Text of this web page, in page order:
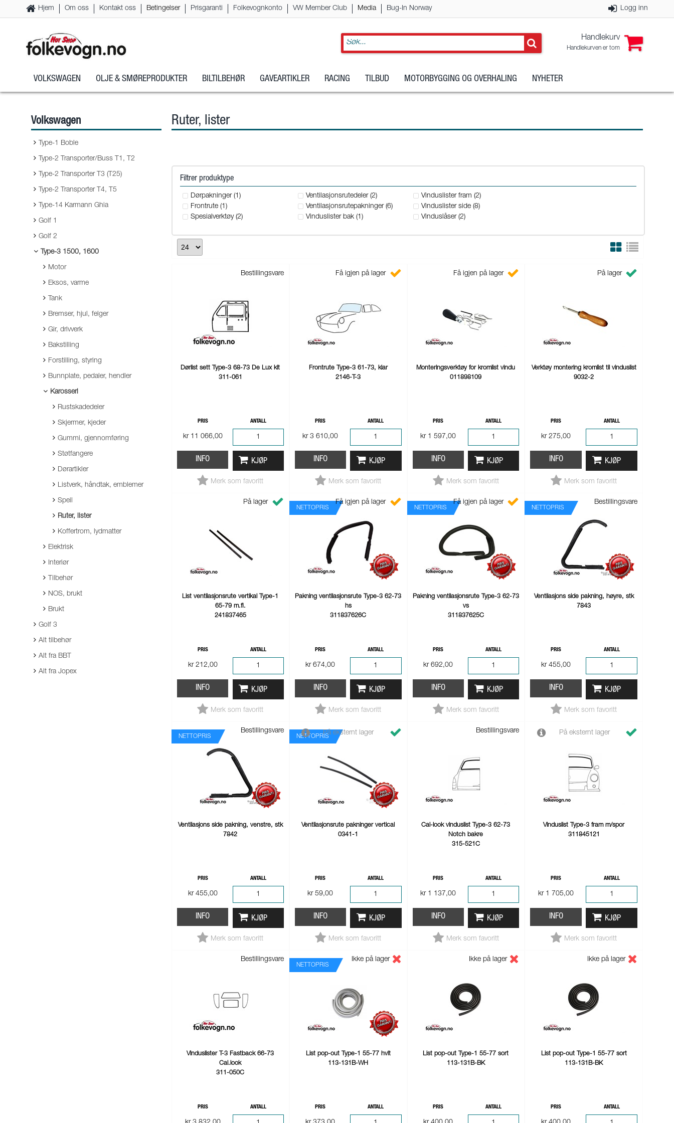
Hjem Om oss Kontakt oss Betingelser Prisgaranti Folkevognkonto VW Member Club Media Bug-In Norway Logg inn
Handlekurv
Handlekurven er tom
VOLKSWAGEN OLJE & SMØREPRODUKTER BILTILBEHØR GAVEARTIKLER RACING TILBUD MOTORBYGGING OG OVERHALING NYHETER
Volkswagen
Type-1 Boble
Type-2 Transporter/Buss T1, T2
Type-2 Transporter T3 (T25)
Type-2 Transporter T4, T5
Type-14 Karmann Ghia
Golf 1
Golf 2
Type-3 1500, 1600
Motor
Eksos, varme
Tank
Bremser, hjul, felger
Gir, drivverk
Bakstilling
Forstilling, styring
Bunnplate, pedaler, hendler
Karosseri
Rustskadedeler
Skjermer, kjeder
Gummi, gjennomføring
Støtfangere
Dørartikler
Listverk, håndtak, emblemer
Speil
Ruter, lister
Koffertrom, lydmatter
Elektrisk
Interiør
Tilbehør
NOS, brukt
Brukt
Golf 3
Alt tilbehør
Alt fra BBT
Alt fra Jopex
Ruter, lister
Filtrer produktype
Dørpakninger (1)
Frontrute (1)
Spesialverktøy (2)
Ventilasjonsrutedeler (2)
Ventilasjonsrutepakninger (6)
Vinduslister bak (1)
Vinduslister fram (2)
Vinduslister side (8)
Vinduslåser (2)
Bestillingsvare
Dørlist sett Type-3 68-73 De Lux kit
311-061
PRIS
kr 11 066,00
ANTALL
INFO KJØP
Merk som favoritt
Få igjen på lager
Frontrute Type-3 61-73, klar
2146-T-3
PRIS
kr 3 610,00
ANTALL
INFO KJØP
Merk som favoritt
Få igjen på lager
Monteringsverktøy for kromlist vindu
011898109
PRIS
kr 1 597,00
ANTALL
INFO KJØP
Merk som favoritt
På lager
Verktøy montering kromlist til vinduslist
9032-2
PRIS
kr 275,00
ANTALL
INFO KJØP
Merk som favoritt
På lager
List ventilasjonsrute vertikal Type-1
65-79 m.fl.
241837465
PRIS
kr 212,00
ANTALL
INFO KJØP
Merk som favoritt
NETTOPRIS
Få igjen på lager
Pakning ventilasjonsrute Type-3 62-73
hs
311837626C
PRIS
kr 674,00
ANTALL
INFO KJØP
Merk som favoritt
NETTOPRIS
Få igjen på lager
Pakning ventilasjonsrute Type-3 62-73
vs
311837625C
PRIS
kr 692,00
ANTALL
INFO KJØP
Merk som favoritt
NETTOPRIS
Bestillingsvare
Ventilasjons side pakning, høyre, stk
7843
PRIS
kr 455,00
ANTALL
INFO KJØP
Merk som favoritt
NETTOPRIS
Bestillingsvare
Ventilasjons side pakning, venstre, stk
7842
PRIS
kr 455,00
ANTALL
INFO KJØP
Merk som favoritt
NETTOPRIS
På eksternt lager
Ventilasjonsrute pakninger vertical
0341-1
PRIS
kr 59,00
ANTALL
INFO KJØP
Merk som favoritt
Bestillingsvare
Cal-look vinduslist Type-3 62-73
Notch bakre
315-521C
PRIS
kr 1 137,00
ANTALL
INFO KJØP
Merk som favoritt
På eksternt lager
Vinduslist Type-3 fram m/spor
311845121
PRIS
kr 1 705,00
ANTALL
INFO KJØP
Merk som favoritt
Bestillingsvare
Vinduslister T-3 Fastback 66-73
Cal.look
311-050C
PRIS ANTALL
NETTOPRIS
Ikke på lager
List pop-out Type-1 55-77 hvit
113-131B-WH
PRIS ANTALL
Ikke på lager
List pop-out Type-1 55-77 sort
113-131B-BK
PRIS ANTALL
Ikke på lager
List pop-out Type-1 55-77 sort
113-131B-BK
PRIS ANTALL